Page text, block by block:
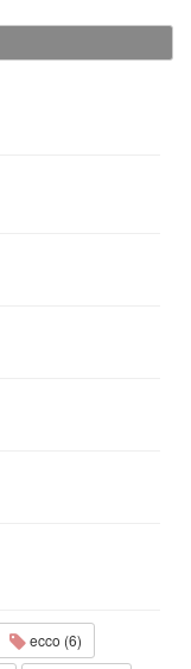
ecco (6)